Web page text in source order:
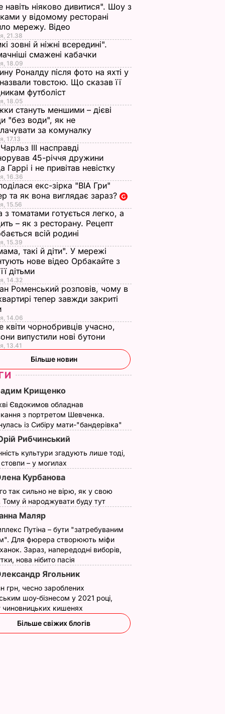
навіть ніяково дивитися". Шоу з
у відомому ресторані
мережу. Відео
21.38
зовні й ніжні всередині".
смажені кабачки
18.09
Роналду після фото на яхті у
назвали товстою. Що сказав її
футболіст
18.05
стануть меншими – дієві
"без води", як не
за комуналку
17.13
III насправді
45-річчя дружини
Гаррі і не привітав невістку
16.36
екс-зірка "ВІА Гри"
та як вона виглядає зараз?
15.56
з томатами готується легко, а
– як з ресторану. Рецепт
всій родині
15.39
такі й діти". У мережі
нове відео Орбакайте з
дітьми
14.32
Роменський розповів, чому в
тепер завжди закриті
14.06
квіти чорнобривців учасно,
випустили нові бутони
13.41
Більше новин
Крищенко
Євдокимов обладнав
з портретом Шевченка.
із Сибіру мати-"бандерівка"
Рибчинський
культури згадують лише тоді,
стовпи – у могилах
Курбанова
так сильно не вірю, як у свою
Тому й народжувати буду тут
Маляр
Путіна – бути "затребуваним
Для фюрера створюють міфи
Зараз, напередодні виборів,
нова нібито пасія
Ягольник
грн, чесно зароблених
шоу-бізнесом у 2021 році,
чиновницьких кишенях
Більше свіжих блогів